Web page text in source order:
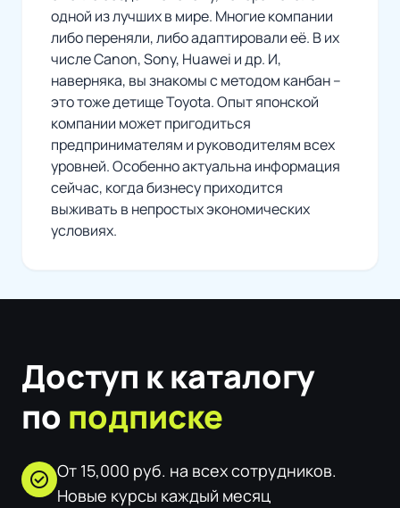
одной из лучших в мире. Многие компании
либо переняли, либо адаптировали её. В их
числе Canon, Sony, Huawei и др. И,
наверняка, вы знакомы с методом канбан –
это тоже детище Toyota. Опыт японской
компании может пригодиться
предпринимателям и руководителям всех
уровней. Особенно актуальна информация
сейчас, когда бизнесу приходится
выживать в непростых экономических
условиях.
Доступ к каталогу
по подписке
check_circle От 15,000 руб. на всех сотрудников.
Новые курсы каждый месяц